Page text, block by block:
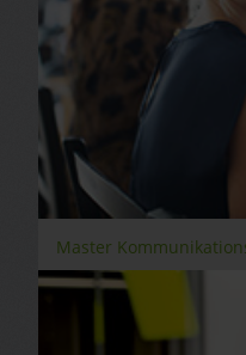
Master